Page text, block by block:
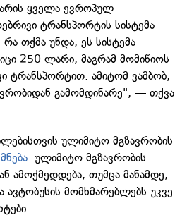
არის ყველა ევროპულ
ტრანსპორტის სისტემა
თქმა უნდა, ეს სისტემა
250 ლარი, მაგრამ მომიწიოს
ტრანსპორტით. ამიტომ ვამბობ,
გამომდინარე", — თქვა
ულიმიტო მგზავრობის
. ულიმიტო მგზავრობის
ამოქმედდება, თუმცა მანამდე,
მომხმარებლებს უკვე